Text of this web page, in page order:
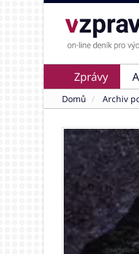
Zprávy
Domů Archiv